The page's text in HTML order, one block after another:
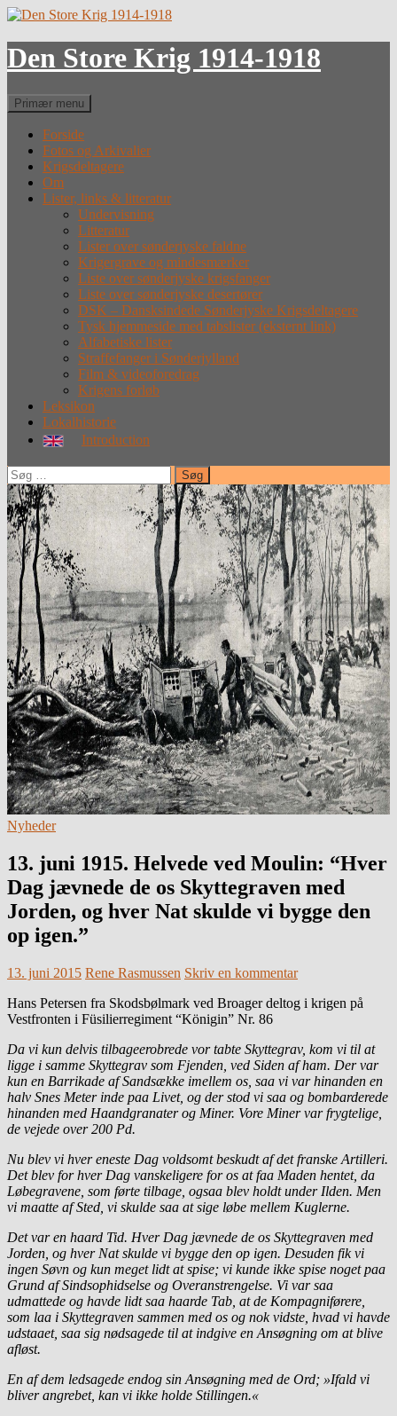
Hop
indhold
Den Store Krig 1914-1918
Søg
Primær menu
Forside
Fotos og Arkivalier
Krigsdeltagere
Om
Lister, links & litteratur
Undervisning
Litteratur
Lister over sønderjyske faldne
Krigergrave og mindesmærker
Liste over sønderjyske krigsfanger
Liste over sønderjyske desertører
DSK – Dansksindede Sønderjyske Krigsdeltagere
Tysk hjemmeside med tabslister (eksternt link)
Alfabetiske lister
Straffefanger i Sønderjylland
Film & videoforedrag
Krigens forløb
Leksikon
Lokalhistorie
Introduction
Søg
efter:
Nyheder
13. juni 1915. Helvede ved Moulin: “Hver
Dag jævnede de os Skyttegraven med
Jorden, og hver Nat skulde vi bygge den
op igen.”
13. juni 2015 Rene Rasmussen Skriv en kommentar
Hans Petersen fra Skodsbølmark ved Broager deltog i krigen på
Vestfronten i Füsilierregiment “Königin” Nr. 86
Da vi kun delvis tilbageerobrede vor tabte Skyttegrav, kom vi til at
ligge i samme Skyttegrav som Fjenden, ved Siden af ham. Der var
kun en Barrikade af Sandsække imellem os, saa vi var hinanden en
halv Snes Meter inde paa Livet, og der stod vi saa og bombarderede
hinanden med Haandgranater og Miner. Vore Miner var frygtelige,
de vejede over 200 Pd.
Nu blev vi hver eneste Dag voldsomt beskudt af det franske Artilleri.
Det blev for hver Dag vanskeligere for os at faa Maden hentet, da
Løbegravene, som førte tilbage, ogsaa blev holdt under Ilden. Men
vi maatte af Sted, vi skulde saa at sige løbe mellem Kuglerne.
Det var en haard Tid. Hver Dag jævnede de os Skyttegraven med
Jorden, og hver Nat skulde vi bygge den op igen. Desuden fik vi
ingen Søvn og kun meget lidt at spise; vi kunde ikke spise noget paa
Grund af Sindsophidselse og Overanstrengelse. Vi var saa
udmattede og havde lidt saa haarde Tab, at de Kompagniførere,
som laa i Skyttegraven sammen med os og nok vidste, hvad vi havde
udstaaet, saa sig nødsagede til at indgive en Ansøgning om at blive
afløst.
En af dem ledsagede endog sin Ansøgning med de Ord; »Ifald vi
bliver angrebet, kan vi ikke holde Stillingen.«